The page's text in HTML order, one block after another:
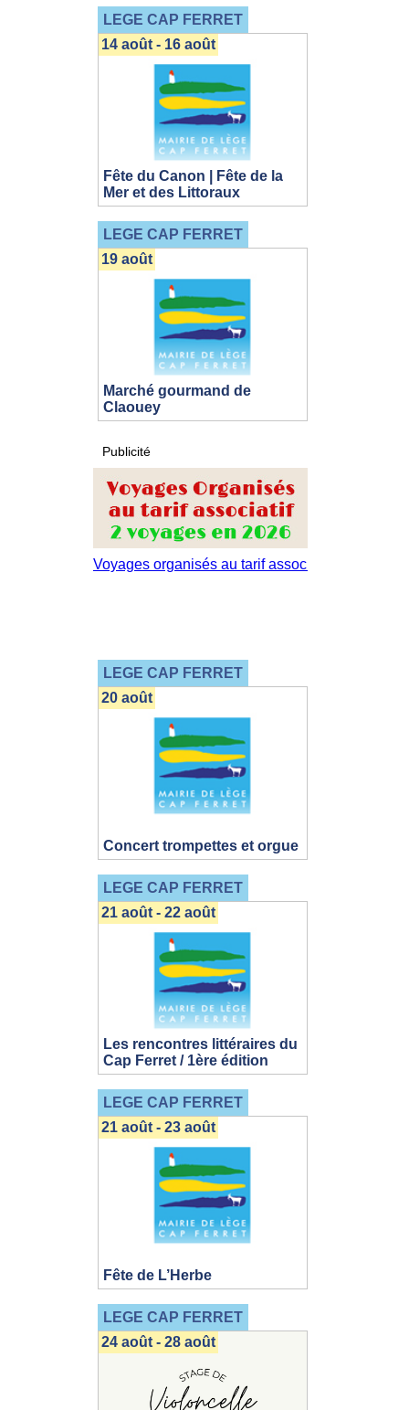
LEGE CAP FERRET
Fête du Canon | Fête de la
Mer et des Littoraux
14 août - 16 août
LEGE CAP FERRET
Marché gourmand de
Claouey
19 août
Publicité
LEGE CAP FERRET
Concert trompettes et orgue
20 août
LEGE CAP FERRET
Les rencontres littéraires du
Cap Ferret / 1ère édition
21 août - 22 août
LEGE CAP FERRET
Fête de L’Herbe
21 août - 23 août
LEGE CAP FERRET
24 août - 28 août